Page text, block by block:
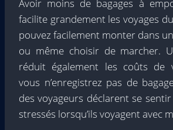
Avoir moins de bagages à
facilite grandement les voyages
pouvez facilement monter dans
ou même choisir de marcher.
réduit également les coûts de
vous n’enregistrez pas de
des voyageurs déclarent se
stressés lorsqu’ils voyagent avec